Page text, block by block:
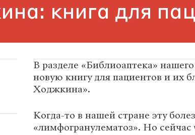
книга для
В разделе «Библиоаптека»
новую книгу для пациентов и их
Ходжкина».
Когда-то в нашей стране эту
«лимфогранулематоз». Но сейчас